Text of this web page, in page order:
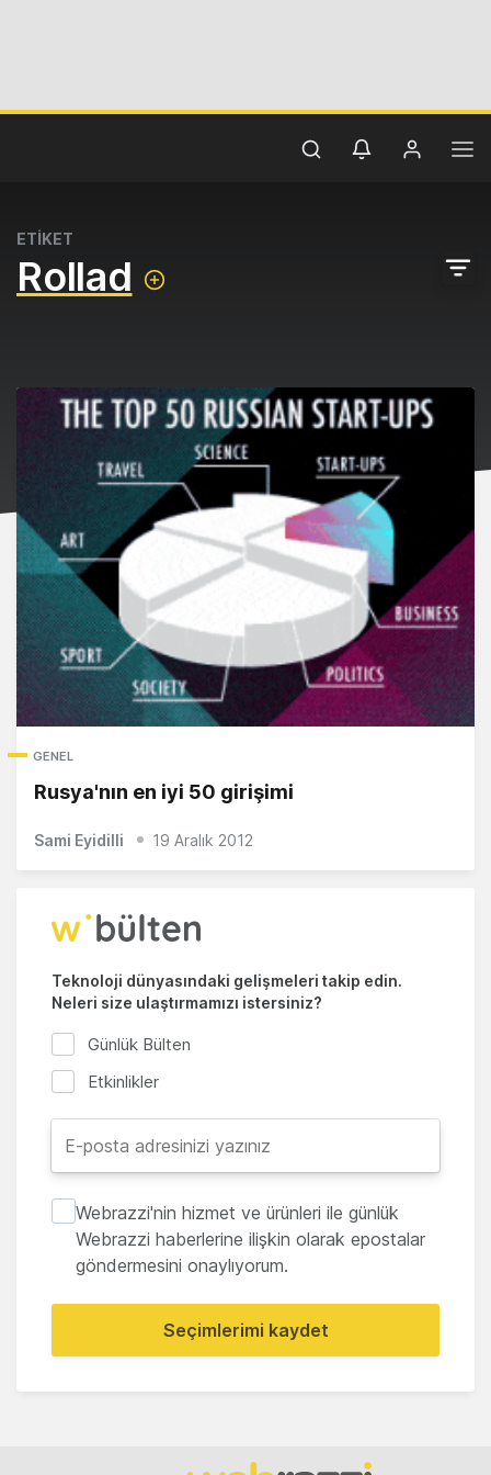
ETİKET
Rollad
GENEL
Rusya'nın en iyi 50 girişimi
Sami Eyidilli 19 Aralık 2012
Teknoloji dünyasındaki gelişmeleri takip edin.
Neleri size ulaştırmamızı istersiniz?
Günlük Bülten
Etkinlikler
Webrazzi'nin hizmet ve ürünleri ile günlük
Webrazzi haberlerine ilişkin olarak epostalar
göndermesini onaylıyorum.
Seçimlerimi kaydet